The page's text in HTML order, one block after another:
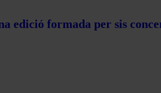
edició formada per sis